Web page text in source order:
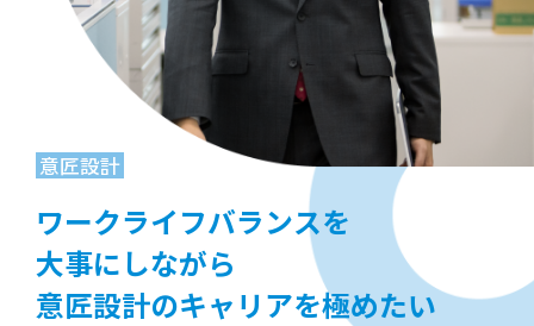
意匠設計
ワークライフバランスを
大事にしながら
意匠設計のキャリアを極めたい